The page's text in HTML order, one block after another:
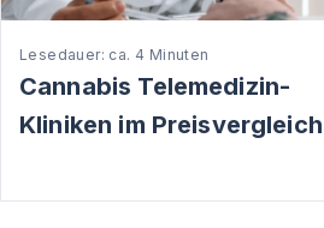
Lesedauer: ca. 4 Minuten
Cannabis Telemedizin-
Kliniken im Preisvergleich